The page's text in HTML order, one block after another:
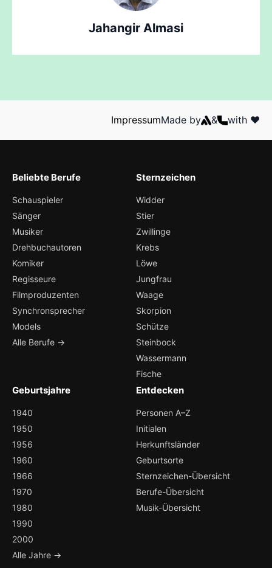
Jahangir Almasi
ImpressumMade by & with ❤️
Beliebte Berufe
Schauspieler
Sänger
Musiker
Drehbuchautoren
Komiker
Regisseure
Filmproduzenten
Synchronsprecher
Models
Alle Berufe →
Sternzeichen
Widder
Stier
Zwillinge
Krebs
Löwe
Jungfrau
Waage
Skorpion
Schütze
Steinbock
Wassermann
Fische
Geburtsjahre
1940
1950
1956
1960
1966
1970
1980
1990
2000
Alle Jahre →
Entdecken
Personen A–Z
Initialen
Herkunftsländer
Geburtsorte
Sternzeichen-Übersicht
Berufe-Übersicht
Musik-Übersicht